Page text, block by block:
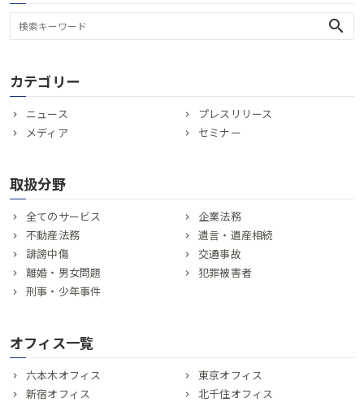
search
カテゴリー
ニュース
プレスリリース
メディア
セミナー
取扱分野
全てのサービス
企業法務
不動産法務
遺言・遺産相続
誹謗中傷
交通事故
離婚・男女問題
犯罪被害者
刑事・少年事件
オフィス一覧
六本木オフィス
東京オフィス
新宿オフィス
北千住オフィス